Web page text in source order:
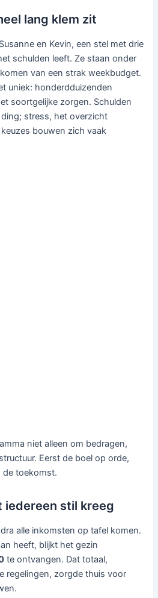
lang klem zit
en Kevin, een stel met drie
schulden leeft. Ze staan onder
van een strak weekbudget.
uniek: honderdduizenden
soortgelijke zorgen. Schulden
stress, het overzicht
bouwen zich vaak
niet alleen om bedragen,
Eerst de boel op orde,
de toekomst.
iedereen stil kreeg
alle inkomsten op tafel komen.
heeft, blijkt het gezin
te ontvangen. Dat totaal,
regelingen, zorgde thuis voor